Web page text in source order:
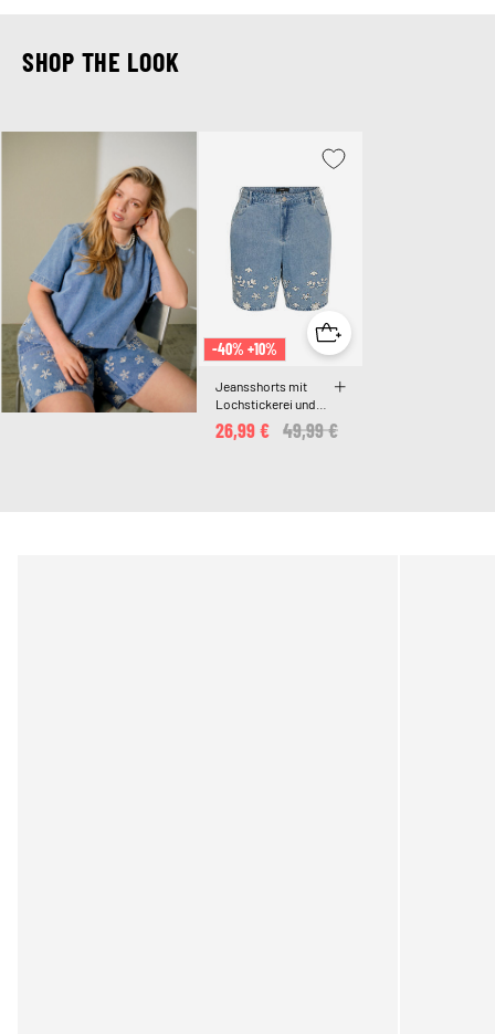
SHOP THE LOOK
-40% +10%
Jeansshorts mit
Lochstickerei und
hoher Taille
Price reduced from
49,99 €
26,99 €